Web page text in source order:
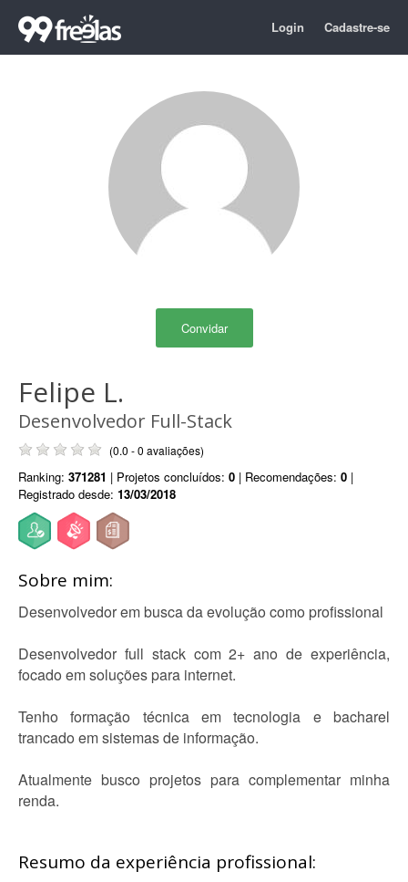
Login Cadastre-se
Convidar
Felipe L.
Desenvolvedor Full-Stack
(0.0 - 0 avaliações)
Ranking: 371281 | Projetos concluídos: 0 | Recomendações: 0 |
Registrado desde: 13/03/2018
Sobre mim:
Desenvolvedor em busca da evolução como profissional
Desenvolvedor full stack com 2+ ano de experiência,
focado em soluções para internet.
Tenho formação técnica em tecnologia e bacharel
trancado em sistemas de informação.
Atualmente busco projetos para complementar minha
renda.
Resumo da experiência profissional: